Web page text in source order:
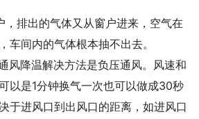
，排出的气体又从窗户进来，空气在
车间内的气体根本抽不出去。
风降温解决方法是负压通风。风速和
以是1分钟换气一次也可以做成30秒
于进风口到出风口的距离，如进风口